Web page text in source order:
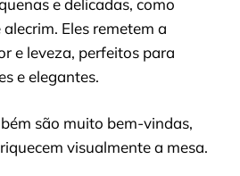
e delicadas, como
Eles remetem a
e leveza, perfeitos para
e elegantes.
são muito bem-vindas,
visualmente a mesa.